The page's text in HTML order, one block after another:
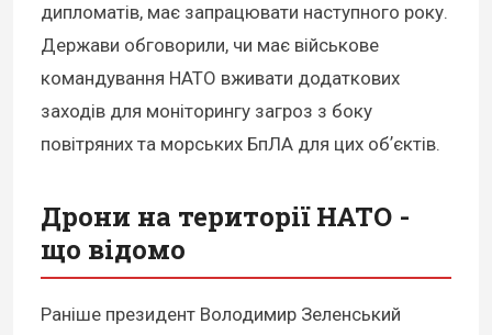
дипломатів, має запрацювати наступного року.
Держави обговорили, чи має військове
командування НАТО вживати додаткових
заходів для моніторингу загроз з боку
повітряних та морських БпЛА для цих обʼєктів.
Дрони на території НАТО -
що відомо
Раніше президент Володимир Зеленський